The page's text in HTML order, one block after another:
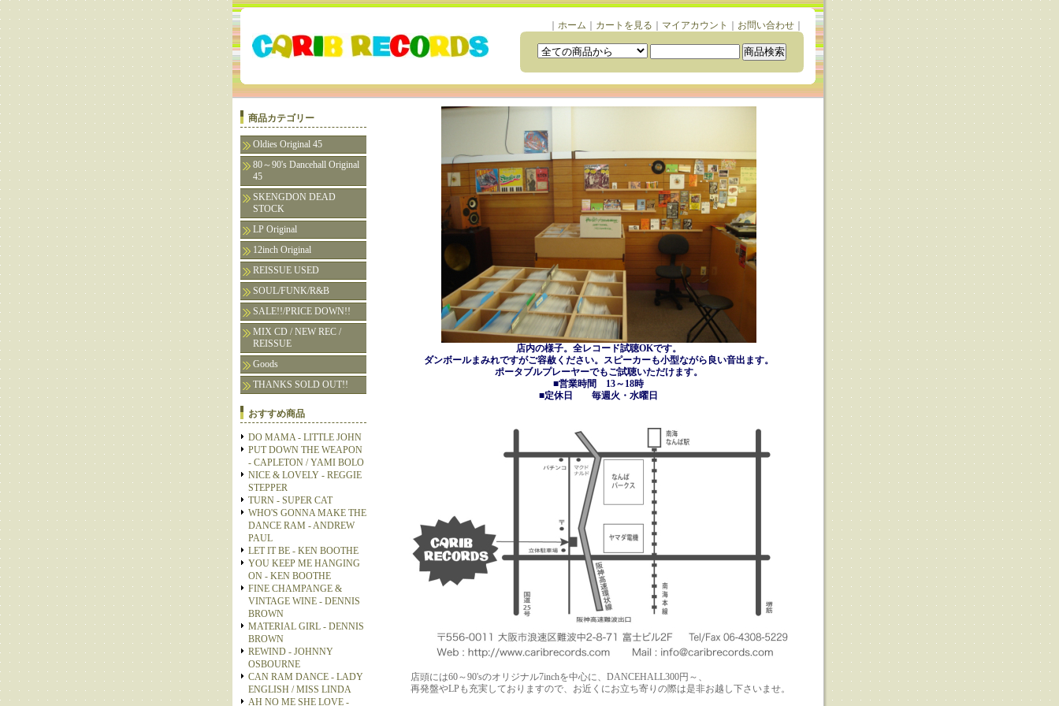
ホーム カートを見る マイアカウント お問い合わせ｜
商品カテゴリー
Oldies Original 45
80～90's Dancehall Original
45
SKENGDON DEAD
STOCK
LP Original
12inch Original
REISSUE USED
SOUL/FUNK/R&B
SALE!!/PRICE DOWN!!
MIX CD / NEW REC /
REISSUE
Goods
THANKS SOLD OUT!!
おすすめ商品
DO MAMA - LITTLE JOHN
PUT DOWN THE WEAPON
- CAPLETON / YAMI BOLO
NICE & LOVELY - REGGIE
STEPPER
TURN - SUPER CAT
WHO'S GONNA MAKE THE
DANCE RAM - ANDREW
PAUL
LET IT BE - KEN BOOTHE
YOU KEEP ME HANGING
ON - KEN BOOTHE
FINE CHAMPANGE &
VINTAGE WINE - DENNIS
BROWN
MATERIAL GIRL - DENNIS
BROWN
REWIND - JOHNNY
OSBOURNE
CAN RAM DANCE - LADY
ENGLISH / MISS LINDA
AH NO ME SHE LOVE -
店内の様子。全レコード試聴OKです。
ダンボールまみれですがご容赦ください。スピーカーも小型ながら良い音出ます。
ポータブルプレーヤーでもご試聴いただけます。
■営業時間 13～18時
■定休日 毎週火・水曜日
店頭には60～90'sのオリジナル7inchを中心に、DANCEHALL300円～、
再発盤やLPも充実しておりますので、お近くにお立ち寄りの際は是非お越し下さいませ。